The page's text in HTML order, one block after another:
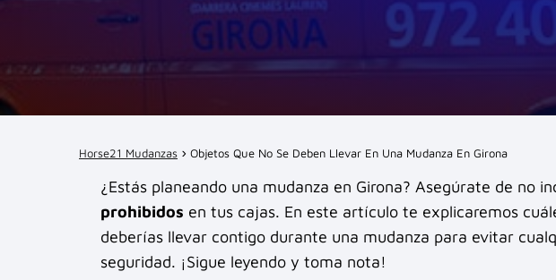
Horse21 Mudanzas Objetos Que No Se Deben Llevar En Una Mudanza En Girona
¿Estás planeando una mudanza en Girona? Asegúrate de no
prohibidos en tus cajas. En este artículo te explicaremos
deberías llevar contigo durante una mudanza para evitar
seguridad. ¡Sigue leyendo y toma nota!